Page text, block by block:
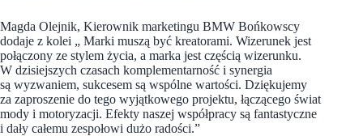
Magda Olejnik, Kierownik marketingu BMW Bońkowscy
dodaje z kolei „ Marki muszą być kreatorami. Wizerunek jest
połączony ze stylem życia, a marka jest częścią wizerunku.
W dzisiejszych czasach komplementarność i synergia
są wyzwaniem, sukcesem są wspólne wartości. Dziękujemy
za zaproszenie do tego wyjątkowego projektu, łączącego świat
mody i motoryzacji. Efekty naszej współpracy są fantastyczne
i dały całemu zespołowi dużo radości.”